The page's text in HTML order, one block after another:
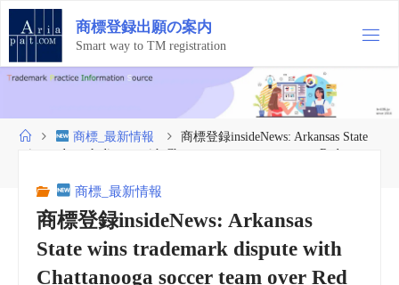
コ
テ
ン
ツ
ス
商標登録出願の案内
Smart way to TM registration
ホ
商標_最新情報
商標登録insideNews: Arkansas State
wins trademark dispute with Chattanooga soccer team over Red
商標_最新情報
商標登録insideNews: Arkansas
State wins trademark dispute with
Chattanooga soccer team over Red